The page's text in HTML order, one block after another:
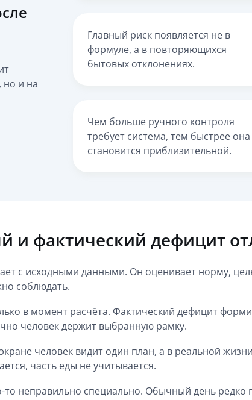
но и на
Главный риск появляется не в
формуле, а в повторяющихся
бытовых отклонениях.
Чем больше ручного контроля
требует система, тем быстрее она
становится приблизительной.
и фактический дефицит
с исходными данными. Он оценивает норму,
соблюдать.
в момент расчёта. Фактический дефицит
человек держит выбранную рамку.
человек видит один план, а в реальной
часть еды не учитывается.
то неправильно специально. Обычный день